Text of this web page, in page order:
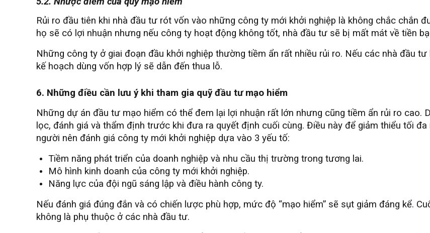
Rủi ro đầu tiên khi nhà đầu tư rót vốn vào những công ty mới khởi nghiệp là không chắc chắn
họ sẽ có lợi nhuận nhưng nếu công ty hoạt động không tốt, nhà đầu tư sẽ bị mất mát về tiền
Những công ty ở giai đoạn đầu khởi nghiệp thường tiềm ẩn rất nhiều rủi ro. Nếu các nhà đầu
kế hoạch dùng vốn hợp lý sẽ dẫn đến thua lỗ.
6. Những điều cần lưu ý khi tham gia quỹ đầu tư mạo hiểm
Những dự án đầu tư mạo hiểm có thể đem lại lợi nhuận rất lớn nhưng cũng tiềm ẩn rủi ro cao.
lọc, đánh giá và thẩm định trước khi đưa ra quyết định cuối cùng. Điều này để giảm thiểu tối
người nên đánh giá công ty mới khởi nghiệp dựa vào 3 yếu tố:
Tiềm năng phát triển của doanh nghiệp và nhu cầu thị trường trong tương lai.
Mô hình kinh doanh của công ty mới khởi nghiệp.
Năng lực của đội ngũ sáng lập và điều hành công ty.
Nếu đánh giá đúng đắn và có chiến lược phù hợp, mức độ “mạo hiểm” sẽ sụt giảm đáng kể.
không là phụ thuộc ở các nhà đầu tư.